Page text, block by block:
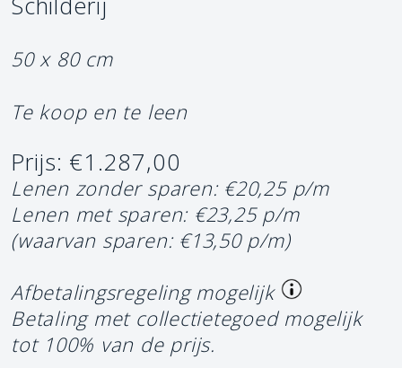
50 x 80 cm
Te koop en te leen
Prijs: €1.287,00
Lenen zonder sparen: €20,25 p/m
Lenen met sparen: €23,25 p/m
(waarvan sparen: €13,50 p/m)
Afbetalingsregeling mogelijk
Betaling met collectietegoed mogelijk
tot 100% van de prijs.